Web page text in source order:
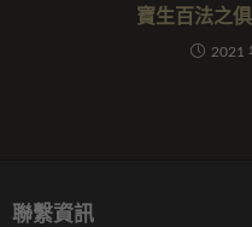
寶生百法之
2021
聯繫資訊